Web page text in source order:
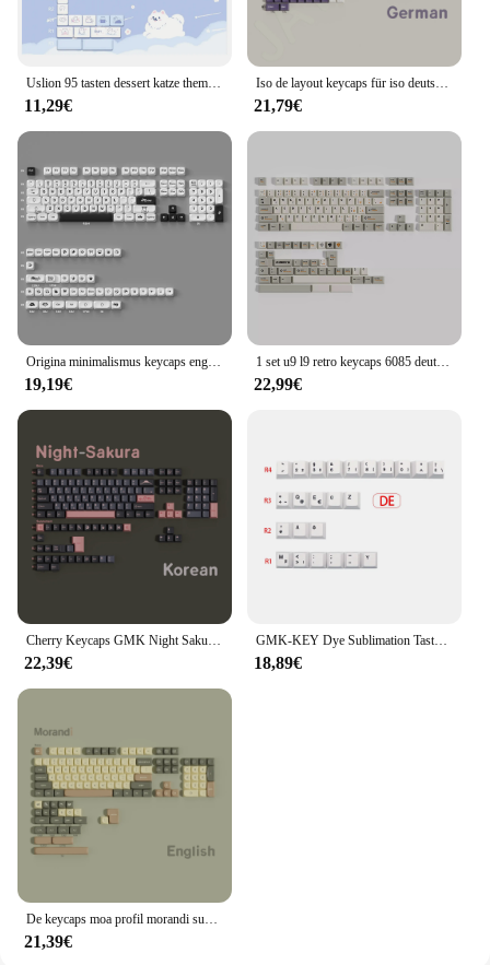
Uslion 95 tasten dessert katze thema keycaps moa profil pbt schlüssel kappen kit für 61/64/68/84/75/87keys gmk67 spiele mechanische tastatur
11,29€
Iso de layout keycaps für iso deutsch mechanische tastatur kirsch profil pbt farbstoff sub keycap rot samurai blau sakura nacht sakura
21,79€
Origina minimalismus keycaps englisch deutsch schwarz weiß moa profil pbt keycaps set für mechanische tastatur fit büro tippen
19,19€
1 set u9 l9 retro keycaps 6085 deutsch französisch azerty irisch koreanisch raum kadett hebräisch katakana hiragana schlüssel kappen split space bars
22,99€
Cherry Keycaps GMK Night Sakura Deutsch Französisch Japanisch Spanisch ISO-Layout für mechanische Tastatur Mx Switch
22,39€
GMK-KEY Dye Sublimation Tastenkappen Kirschprofil Deutsch Französisch Italienisch Spanien UK ISO Tastenkappe für TKL dz60 96 GMMK Tastatur-Tastenkappe
18,89€
De keycaps moa profil morandi sunglow 5-seitiger farbstoff sub pbt deutsche tastatur tasten kappen für mx switch mechanische tastatur iso layout
21,39€